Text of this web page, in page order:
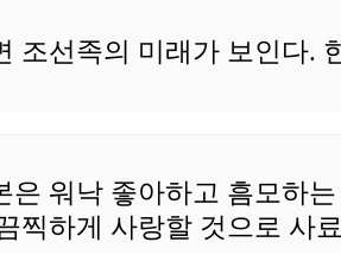
조선족의 미래가 보인다.
은 워낙 좋아하고 흠모하
찍하게 사랑할 것으로 사